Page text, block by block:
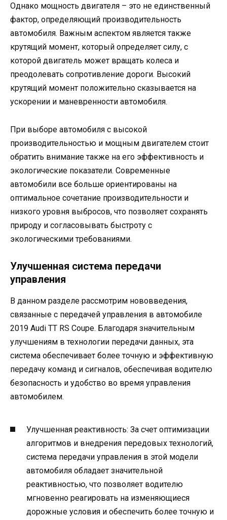
Однако мощность двигателя – это не единственный
фактор, определяющий производительность
автомобиля. Важным аспектом является также
крутящий момент, который определяет силу, с
которой двигатель может вращать колеса и
преодолевать сопротивление дороги. Высокий
крутящий момент положительно сказывается на
ускорении и маневренности автомобиля.
При выборе автомобиля с высокой
производительностью и мощным двигателем стоит
обратить внимание также на его эффективность и
экологические показатели. Современные
автомобили все больше ориентированы на
оптимальное сочетание производительности и
низкого уровня выбросов, что позволяет сохранять
природу и согласовывать быстроту с
экологическими требованиями.
Улучшенная система передачи
управления
В данном разделе рассмотрим нововведения,
связанные с передачей управления в автомобиле
2019 Audi TT RS Coupe. Благодаря значительным
улучшениям в технологии передачи данных, эта
система обеспечивает более точную и эффективную
передачу команд и сигналов, обеспечивая водителю
безопасность и удобство во время управления
автомобилем.
Улучшенная реактивность: За счет оптимизации
алгоритмов и внедрения передовых технологий,
система передачи управления в этой модели
автомобиля обладает значительной
реактивностью, что позволяет водителю
мгновенно реагировать на изменяющиеся
дорожные условия и обеспечить более точную и